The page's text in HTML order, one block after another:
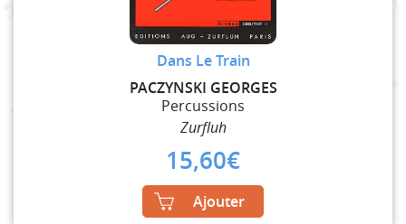
Dans Le Train
PACZYNSKI GEORGES
Percussions
Zurfluh
15,60€
Ajouter